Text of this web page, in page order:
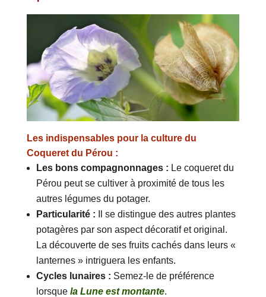
Les indispensables pour la culture du
Coqueret du Pérou :
Les bons compagnonnages : Le coqueret du
Pérou peut se cultiver à proximité de tous les
autres légumes du potager.
Particularité :
Il se distingue des autres plantes
potagères par son aspect décoratif et original.
La découverte de ses fruits cachés dans leurs «
lanternes » intriguera les enfants.
Cycles lunaires : Semez-le de préférence
lorsque la Lune est montante.